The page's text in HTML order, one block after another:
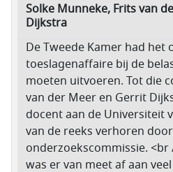
Solke Munneke, Frits van
Dijkstra
De Tweede Kamer had het
toeslagenaffaire bij de
moeten uitvoeren. Tot die
van der Meer en Gerrit
docent aan de Universiteit
van de reeks verhoren
onderzoekscommissie. <br
was er van meet af aan